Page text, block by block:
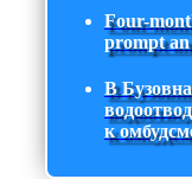
Four-
prompt an
В
к